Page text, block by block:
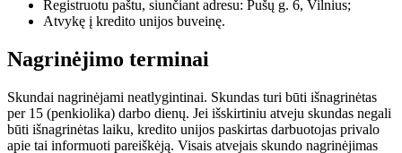
Registruotu paštu, siunčiant adresu: Pušų g. 6, Vilnius;
Atvykę į kredito unijos buveinę.
Nagrinėjimo terminai
Skundai nagrinėjami neatlygintinai. Skundas turi būti išnagrinėtas
per 15 (penkiolika) darbo dienų. Jei išskirtiniu atveju skundas negali
būti išnagrinėtas laiku, kredito unijos paskirtas darbuotojas privalo
apie tai informuoti pareiškėją. Visais atvejais skundo nagrinėjimas